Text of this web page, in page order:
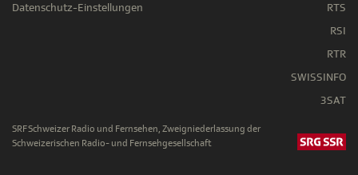
Datenschutz-Einstellungen
RTS
RSI
RTR
SWISSINFO
3SAT
SRF Schweizer Radio und Fernsehen, Zweigniederlassung der
Schweizerischen Radio- und Fernsehgesellschaft